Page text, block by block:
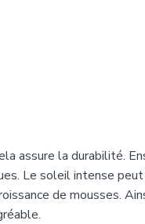
assure la durabilité.
Le soleil intense
de mousses.